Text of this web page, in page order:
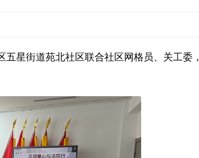
星街道苑北社区联合社区网格员、关工委，